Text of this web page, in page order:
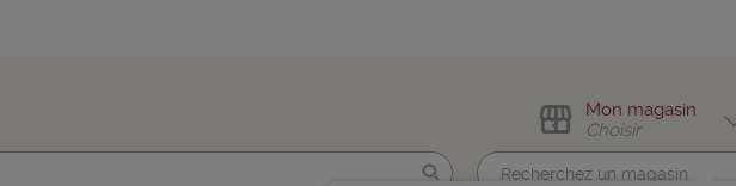
Mon magasin
Choisir